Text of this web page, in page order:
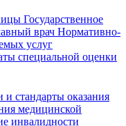
Государственное
врач Нормативно-
услуг
специальной оценки
и стандарты оказания
медицинской
инвалидности